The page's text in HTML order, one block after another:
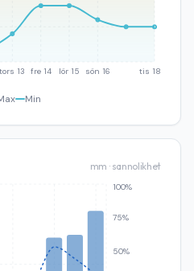
tors 13 fre 14 lör 15 sön 16 tis 18
Min
mm · sannolikhet
50%
75%
100%